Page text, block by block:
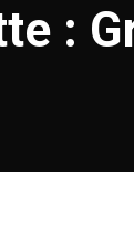
: